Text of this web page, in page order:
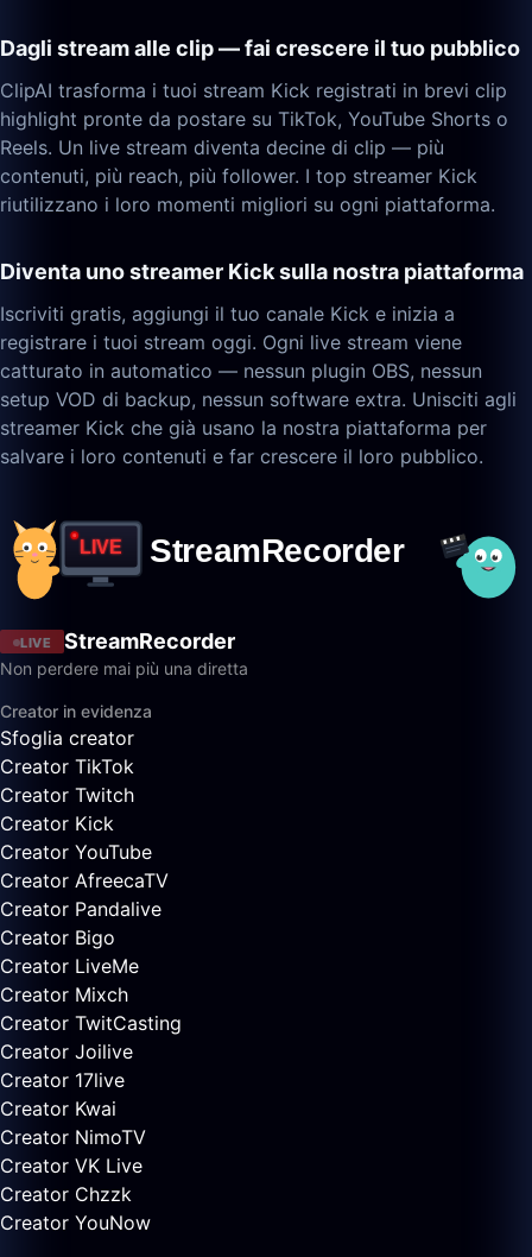
Dagli stream alle clip — fai crescere il tuo pubblico
ClipAI trasforma i tuoi stream Kick registrati in brevi clip
highlight pronte da postare su TikTok, YouTube Shorts o
Reels. Un live stream diventa decine di clip — più
contenuti, più reach, più follower. I top streamer Kick
riutilizzano i loro momenti migliori su ogni piattaforma.
Diventa uno streamer Kick sulla nostra piattaforma
Iscriviti gratis, aggiungi il tuo canale Kick e inizia a
registrare i tuoi stream oggi. Ogni live stream viene
catturato in automatico — nessun plugin OBS, nessun
setup VOD di backup, nessun software extra. Unisciti agli
streamer Kick che già usano la nostra piattaforma per
salvare i loro contenuti e far crescere il loro pubblico.
LIVE StreamRecorder
Non perdere mai più una diretta
Creator in evidenza
Sfoglia creator
Creator TikTok
Creator Twitch
Creator Kick
Creator YouTube
Creator AfreecaTV
Creator Pandalive
Creator Bigo
Creator LiveMe
Creator Mixch
Creator TwitCasting
Creator Joilive
Creator 17live
Creator Kwai
Creator NimoTV
Creator VK Live
Creator Chzzk
Creator YouNow